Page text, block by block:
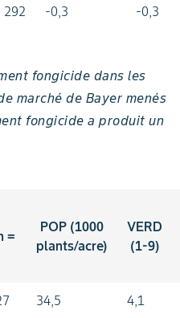
292 -0,3 -0,3
fongicide dans les
marché de Bayer menés
fongicide a produit un
=
POP (1000
plants/acre)
VERD
(1-9)
34,5 4,1